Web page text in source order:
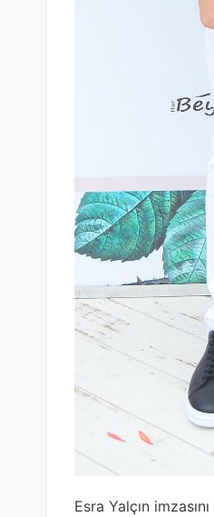
Esra Yalçın